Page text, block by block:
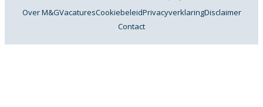
Over M&GVacaturesCookiebeleidPrivacyverklaringDisclaimer
Contact